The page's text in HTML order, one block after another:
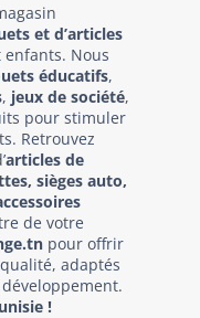
et d’articles
Nous
éducatifs,
, jeux de société,
pour stimuler
Retrouvez
articles de
sièges auto,
de votre
pour offrir
adaptés
!